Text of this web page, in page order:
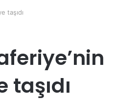
taşıdı